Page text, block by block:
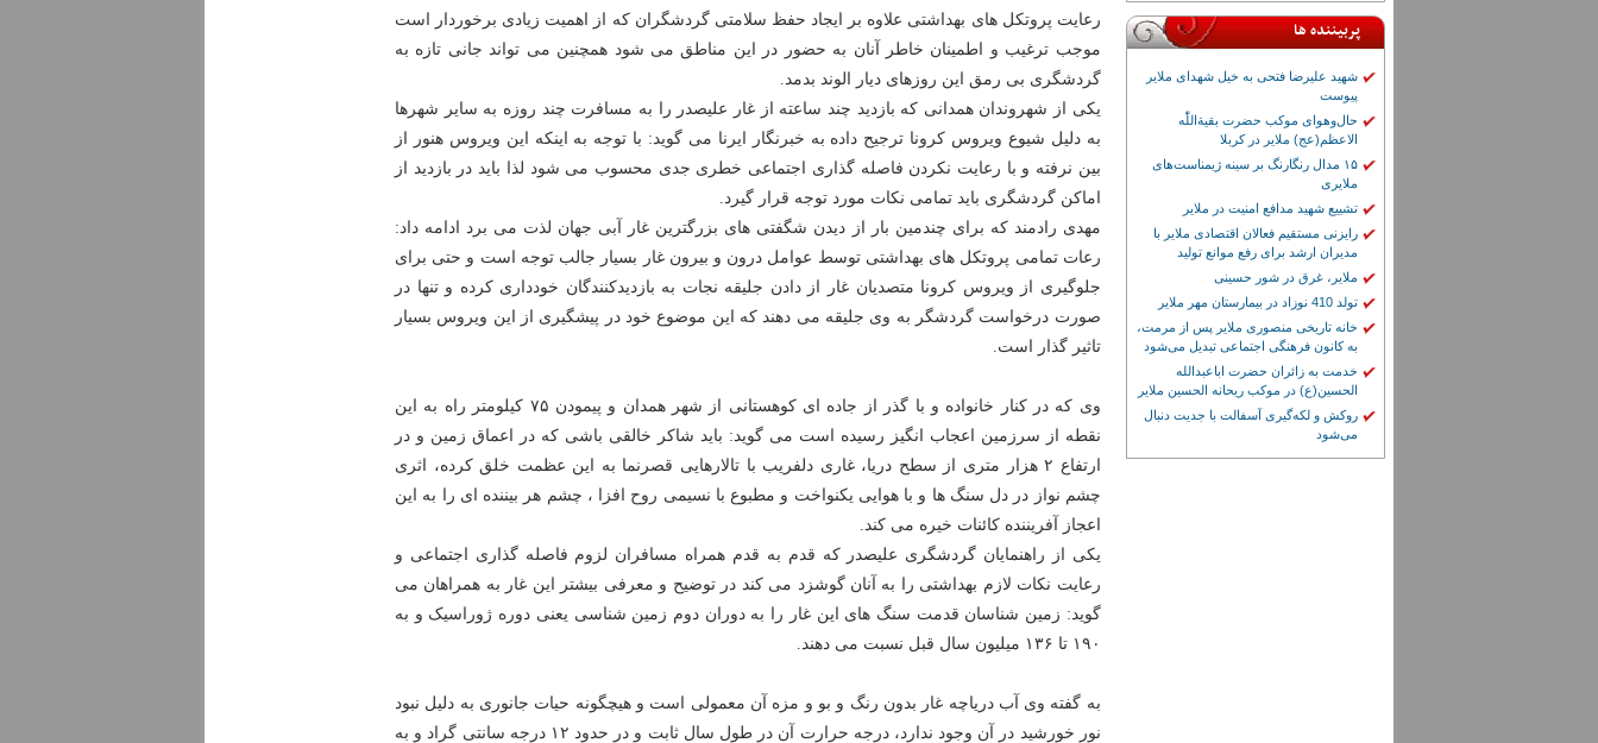
رعایت پروتکل های بهداشتی علاوه بر ایجاد حفظ سلامتی گردشگران که از اهمیت زیادی برخوردار است
موجب ترغیب و اطمینان خاطر آنان به حضور در این مناطق می شود همچنین می تواند جانی تازه به
گردشگری بی رمق این روزهای دیار الوند بدمد.
یکی از شهروندان همدانی که بازدید چند ساعته از غار علیصدر را به مسافرت چند روزه به سایر شهرها
به دلیل شیوع ویروس کرونا ترجیح داده به خبرنگار ایرنا می گوید: با توجه به اینکه این ویروس هنور از
بین نرفته و با رعایت نکردن فاصله گذاری اجتماعی خطری جدی محسوب می شود لذا باید در بازدید از
اماکن گردشگری باید تمامی نکات مورد توجه قرار گیرد.
مهدی رادمند که برای چندمین بار از دیدن شگفتی های بزرگترین غار آبی جهان لذت می برد ادامه داد:
رعات تمامی پروتکل های بهداشتی توسط عوامل درون و بیرون غار بسیار جالب توجه است و حتی برای
جلوگیری از ویروس کرونا متصدیان غار از دادن جلیقه نجات به بازدیدکنندگان خودداری کرده و تنها در
صورت درخواست گردشگر به وی جلیقه می دهند که این موضوع خود در پیشگیری از این ویروس بسیار
تاثیر گذار است.
وی که در کنار خانواده و با گذر از جاده ای کوهستانی از شهر همدان و پیمودن ۷۵ کیلومتر راه به این
نقطه از سرزمین اعجاب انگیز رسیده است می گوید: باید شاکر خالقی باشی که در اعماق زمین و در
ارتفاع ۲ هزار متری از سطح دریا، غاری دلفریب با تالارهایی قصرنما به این عظمت خلق کرده، اثری
چشم نواز در دل سنگ ها و با هوایی یکنواخت و مطبوع با نسیمی روح افزا ، چشم هر بیننده ای را به این
اعجاز آفریننده کائنات خیره می کند.
یکی از راهنمایان گردشگری علیصدر که قدم به قدم همراه مسافران لزوم فاصله گذاری اجتماعی و
رعایت نکات لازم بهداشتی را به آنان گوشزد می کند در توضیح و معرفی بیشتر این غار به همراهان می
گوید: زمین شناسان قدمت سنگ های این غار را به دوران دوم زمین شناسی یعنی دوره ژوراسیک و به
۱۹۰ تا ۱۳۶ میلیون سال قبل نسبت می دهند.
به گفته وی آب دریاچه غار بدون رنگ و بو و مزه آن معمولی است و هیچگونه حیات جانوری به دلیل نبود
نور خورشید در آن وجود ندارد، درجه حرارت آن در طول سال ثابت و در حدود ۱۲ درجه سانتی گراد و به
پربیننده ها
شهید علیرضا فتحی به خیل شهدای ملایر
پیوست
حال‌وهوای موکب حضرت بقیة‌اللّٰه
الاعظم(عج) ملایر در کربلا
۱۵ مدال رنگارنگ بر سینه ژیمناست‌های
ملایری
تشییع شهید مدافع امنیت در ملایر
رایزنی مستقیم فعالان اقتصادی ملایر با
مدیران ارشد برای رفع موانع تولید
ملایر، غرق در شور حسینی
تولد 410 نوزاد در بیمارستان مهر ملایر
خانه تاریخی منصوری ملایر پس از مرمت،
به کانون فرهنگی اجتماعی تبدیل می‌شود
خدمت به زائران حضرت اباعبدالله
الحسین(ع) در موکب ریحانه الحسین ملایر
روکش و لکه‌گیری آسفالت با جدیت دنبال
می‌شود